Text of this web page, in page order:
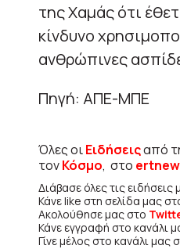
της Χαμάς ότι
κίνδυνο
ανθρώπινες
Πηγή: ΑΠΕ-ΜΠΕ
Όλες οιΕιδήσειςαπό
τονΚόσμο, στο
Διάβασε όλες τις ειδήσεις
Κάνε like στη σελίδα μας
Ακολούθησε μας στο
Κάνε εγγραφή στο κανάλι
Γίνε μέλος στο κανάλι μας